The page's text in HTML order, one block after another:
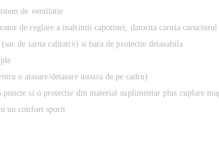
de ventilatie
de reglare a inaltimii capotinei, datorita caruia
de iarna calitativ) si bara de protectie detasabila
o atasare/detasare usoara de pe cadru)
puncte si o protectie din material suplimentar plus cuplare
un confort sporit